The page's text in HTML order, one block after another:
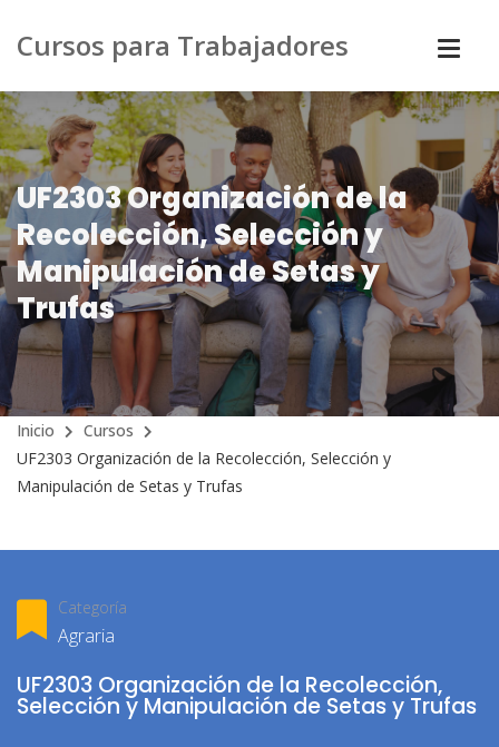
Cursos para Trabajadores
UF2303 Organización de la
Recolección, Selección y
Manipulación de Setas y
Trufas
Inicio
Cursos
UF2303 Organización de la Recolección, Selección y
Manipulación de Setas y Trufas
Categoría
Agraria
UF2303 Organización de la Recolección,
Selección y Manipulación de Setas y Trufas